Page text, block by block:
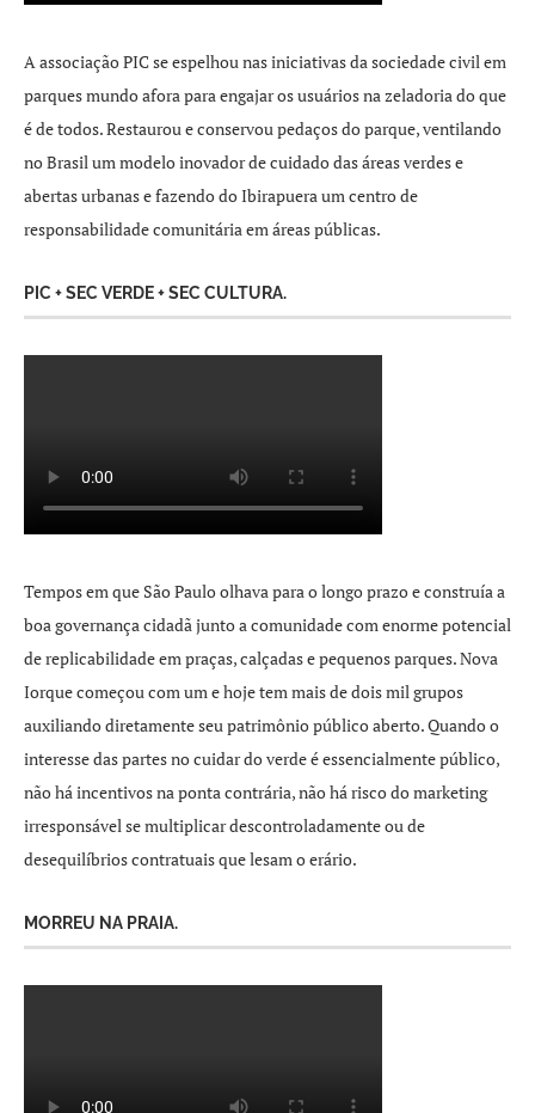
A associação PIC se espelhou nas iniciativas da sociedade civil em
parques mundo afora para engajar os usuários na zeladoria do que
é de todos. Restaurou e conservou pedaços do parque, ventilando
no Brasil um modelo inovador de cuidado das áreas verdes e
abertas urbanas e fazendo do Ibirapuera um centro de
responsabilidade comunitária em áreas públicas.
PIC + SEC VERDE + SEC CULTURA.
Tempos em que São Paulo olhava para o longo prazo e construía a
boa governança cidadã junto a comunidade com enorme potencial
de replicabilidade em praças, calçadas e pequenos parques. Nova
Iorque começou com um e hoje tem mais de dois mil grupos
auxiliando diretamente seu patrimônio público aberto. Quando o
interesse das partes no cuidar do verde é essencialmente público,
não há incentivos na ponta contrária, não há risco do marketing
irresponsável se multiplicar descontroladamente ou de
desequilíbrios contratuais que lesam o erário.
MORREU NA PRAIA.